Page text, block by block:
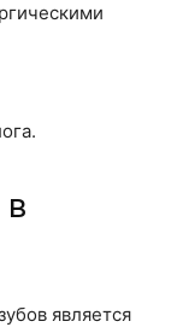
в
является